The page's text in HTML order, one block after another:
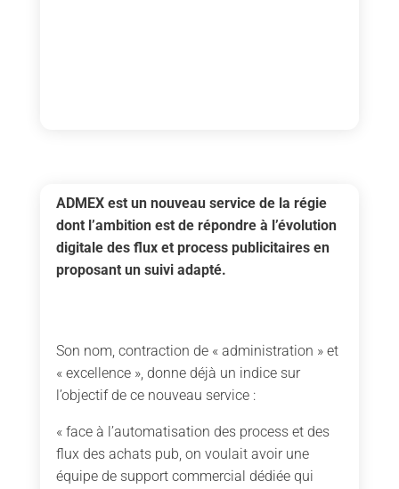
ADMEX est un nouveau service de la régie
dont l’ambition est de répondre à l’évolution
digitale des flux et process publicitaires en
proposant un suivi adapté.
Son nom, contraction de « administration » et
« excellence », donne déjà un indice sur
l’objectif de ce nouveau service :
« face à l’automatisation des process et des
flux des achats pub, on voulait avoir une
équipe de support commercial dédiée qui